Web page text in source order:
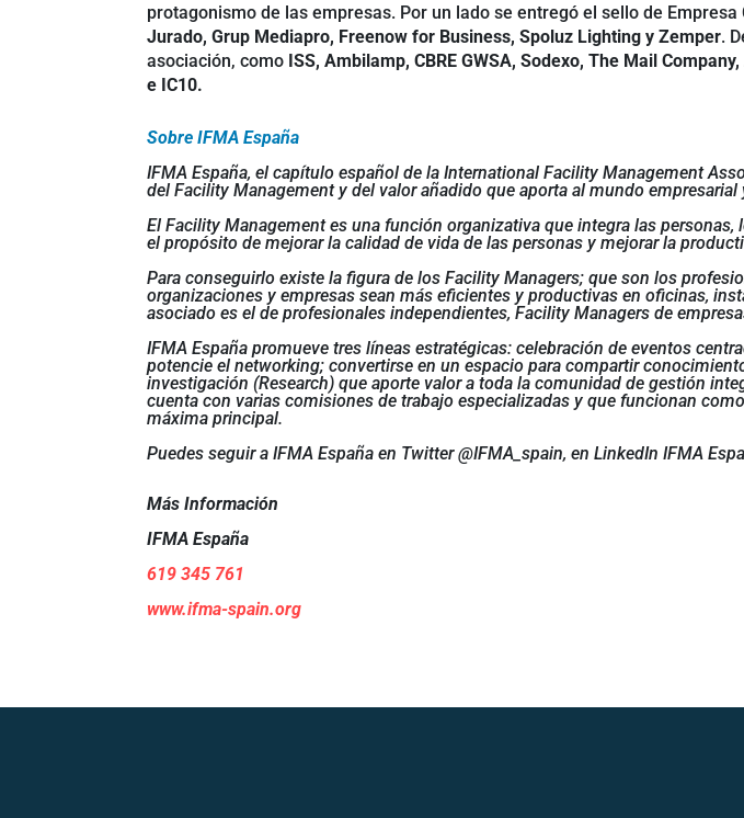
protagonismo de las empresas. Por un lado se entregó el sello de
Jurado, Grup Mediapro, Freenow for Business, Spoluz Lighting y Zemper.
asociación, como ISS, Ambilamp, CBRE GWSA, Sodexo, The Mail
e IC10.
Sobre IFMA España
IFMA España, el capítulo español de la International Facility Management
del Facility Management y del valor añadido que aporta al mundo
El Facility Management es una función organizativa que integra las
el propósito de mejorar la calidad de vida de las personas y mejorar la
Para conseguirlo existe la figura de los Facility Managers; que son los
organizaciones y empresas sean más eficientes y productivas en oficinas,
asociado es el de profesionales independientes, Facility Managers de
IFMA España promueve tres líneas estratégicas: celebración de eventos
potencie el networking; convertirse en un espacio para compartir
investigación (Research) que aporte valor a toda la comunidad de gestión
cuenta con varias comisiones de trabajo especializadas y que funcionan
máxima principal.
Puedes seguir a IFMA España en Twitter @IFMA_spain, en LinkedIn IFMA
Más Información
IFMA España
619 345 761
www.ifma-spain.org